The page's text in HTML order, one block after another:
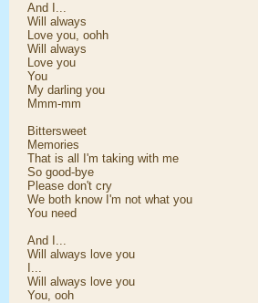
And I...
Will always
Love you, oohh
Will always
Love you
You
My darling you
Mmm-mm
Bittersweet
Memories
That is all I'm taking with me
So good-bye
Please don't cry
We both know I'm not what you
You need
And I...
Will always love you
I...
Will always love you
You, ooh